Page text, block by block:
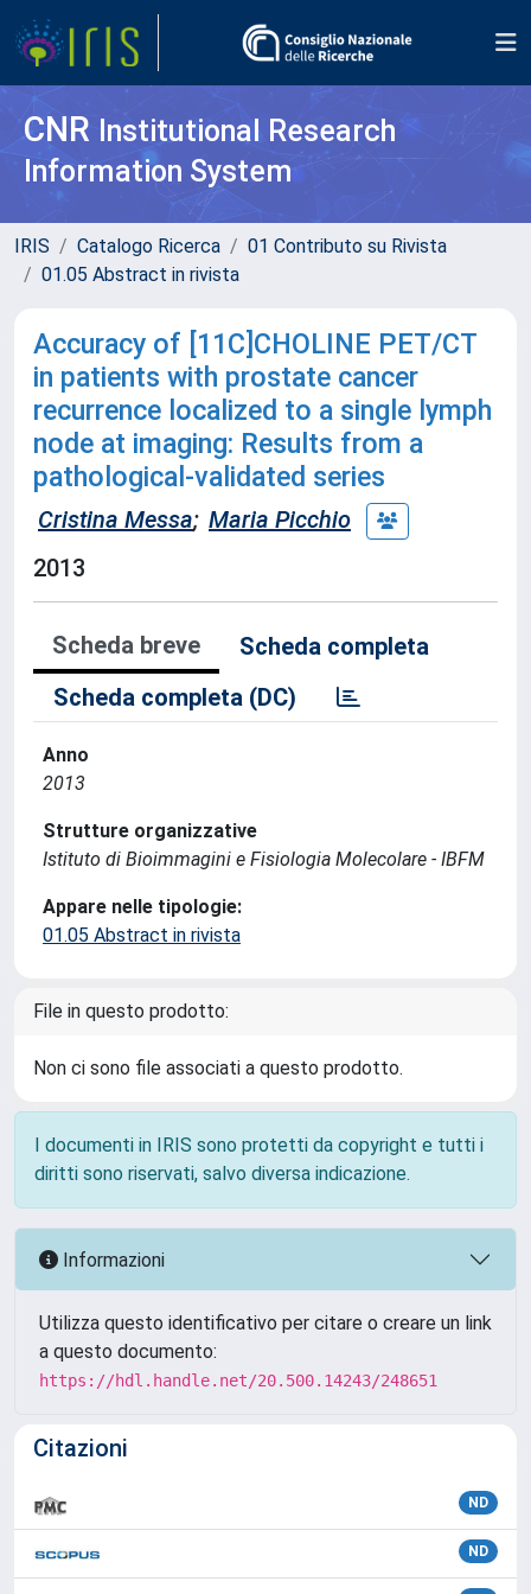
CNR Institutional Research
Information System
IRIS Catalogo Ricerca
01 Contributo su Rivista
01.05 Abstract in rivista
Accuracy of [11C]CHOLINE PET/CT
in patients with prostate cancer
recurrence localized to a single lymph
node at imaging: Results from a
pathological-validated series
Cristina Messa; Maria Picchio
2013
Scheda breve
Scheda completa
Scheda completa (DC)
Anno
2013
Strutture organizzative
Istituto di Bioimmagini e Fisiologia Molecolare - IBFM
Appare nelle tipologie:
01.05 Abstract in rivista
File in questo prodotto:
Non ci sono file associati a questo prodotto.
I documenti in IRIS sono protetti da copyright e tutti i
diritti sono riservati, salvo diversa indicazione.
Informazioni
Utilizza questo identificativo per citare o creare un link
a questo documento:
https://hdl.handle.net/20.500.14243/248651
Citazioni
ND
ND